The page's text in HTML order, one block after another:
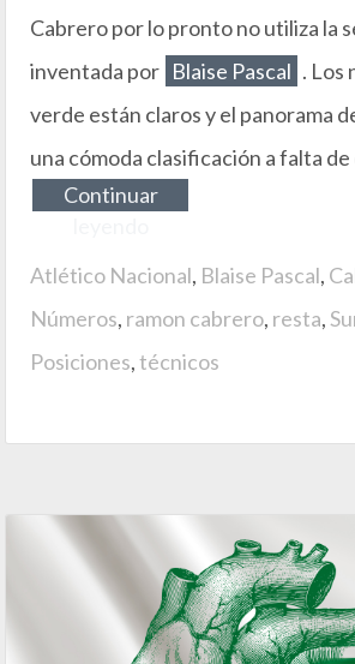
Cabrero por lo pronto no utiliza la
inventada por Blaise Pascal . Los
verde están claros y el panorama
una cómoda clasificación a falta
Continuar
Atlético Nacional, Blaise Pascal,
Números, ramon cabrero, resta,
Posiciones,técnicos